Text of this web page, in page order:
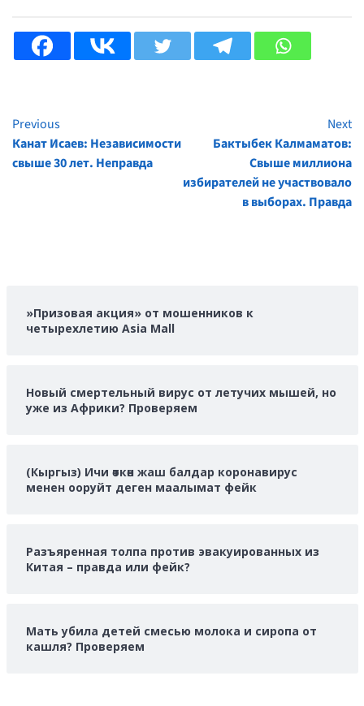
Continue
Reading
Previous
Канат Исаев: Независимости
свыше 30 лет. Неправда
Next
Бактыбек Калмаматов:
Свыше миллиона
избирателей не участвовало
в выборах. Правда
»Призовая акция» от мошенников к
четырехлетию Asia Mall
Новый смертельный вирус от летучих мышей, но
уже из Африки? Проверяем
(Кыргыз) Ичи өткөн жаш балдар коронавирус
менен ооруйт деген маалымат фейк
Разъяренная толпа против эвакуированных из
Китая – правда или фейк?
Мать убила детей смесью молока и сиропа от
кашля? Проверяем